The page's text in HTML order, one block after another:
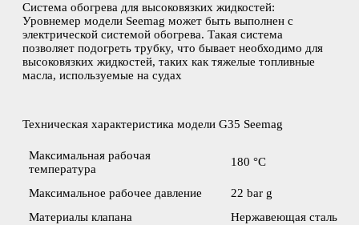
Система обогрева для высоковязких жидкостей:
Уровнемер модели Seemag может быть выполнен с
электрической системой обогрева. Такая система
позволяет подогреть трубку, что бывает необходимо для
высоковязких жидкостей, таких как тяжелые топливные
масла, используемые на судах
Техническая характеристика модели G35 Seemag
Максимальная рабочая
температура
180 °C
Максимальное рабочее давление
22 bar g
Материалы клапана
Нержавеющая сталь